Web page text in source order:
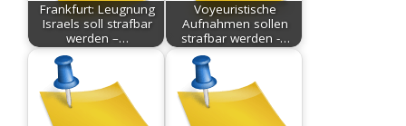
Frankfurt: Leugnung
Israels soll strafbar
werden –…
Voyeuristische
Aufnahmen sollen
strafbar werden -…